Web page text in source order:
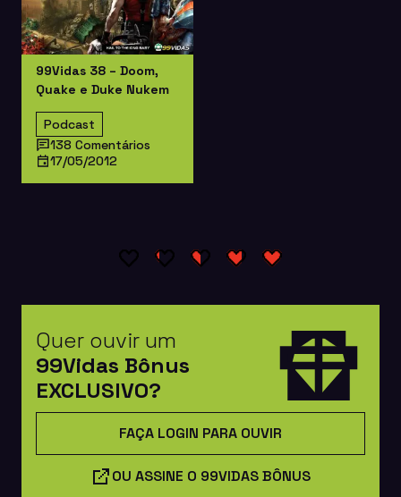
99Vidas 38 – Doom,
Quake e Duke Nukem
Podcast
138 Comentários
17/05/2012
Quer ouvir um
99Vidas Bônus
EXCLUSIVO?
FAÇA LOGIN PARA OUVIR
OU ASSINE O 99VIDAS BÔNUS